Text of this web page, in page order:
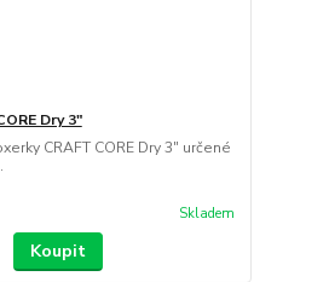
Dry 3"
CRAFT CORE Dry 3" určené
Skladem
Koupit